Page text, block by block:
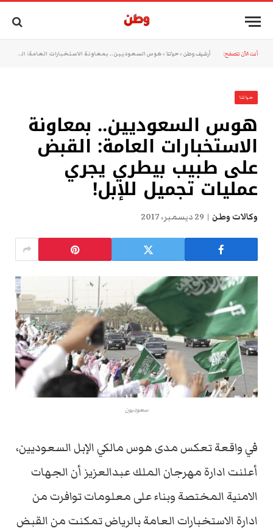
أنت الآن تتصفح: أرشيف وطن »حياتنا »هوس السعوديين.. بمعاونة الاستخبارات العامة: القبض على طبيب بيطري يجري عمليات تجميل للإبل!
حياتنا
هوس السعوديين.. بمعاونة
الاستخبارات العامة: القبض
على طبيب بيطري يجري
عمليات تجميل للإبل!
وكالات وطن 29 ديسمبر، 2017
سعوديون
في واقعة تعكس مدى هوس مالكي الإبل السعوديين،
أعلنت ادارة مهرجان الملك عبدالعزيز أن الجهات
الامنية المختصة وبناء على معلومات توافرت من
ادارة الاستخبارات العامة بالرياض تمكنت من القبض